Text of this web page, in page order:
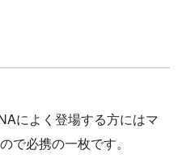
によく登場する方にはマ
で必携の一枚です。